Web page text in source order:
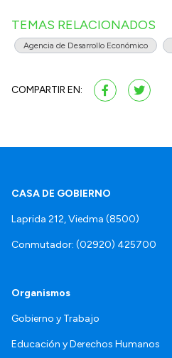
TEMAS RELACIONADOS
Agencia de Desarrollo Económico
COMPARTIR EN:
CASA DE GOBIERNO
Laprida 212, Viedma (8500)
Conmutador: (02920) 425700
Organismos
Gobierno y Trabajo
Educación y Derechos Humanos